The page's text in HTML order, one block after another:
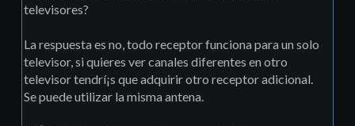
televisores?
La respuesta es no, todo receptor funciona para un solo
televisor, si quieres ver canales diferentes en otro
televisor tendrí¡s que adquirir otro receptor adicional.
Se puede utilizar la misma antena.